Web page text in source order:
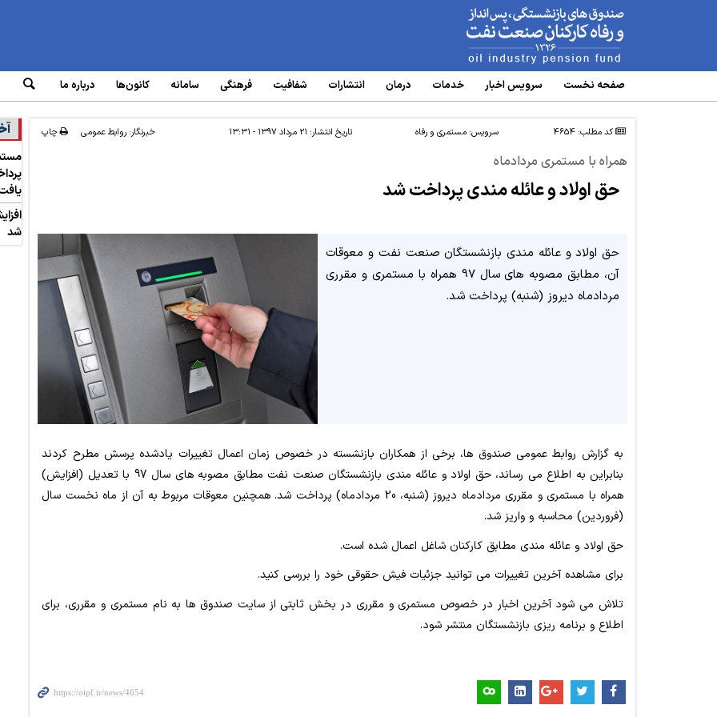
www.oipf.ir
صفحه نخست سرویس‌ اخبار خدمات درمان انتشارات شفافیت فرهنگی سامانه‌ کانون‌ها درباره ما
کد مطلب: 4654 سرویس: مستمری و رفاه تاریخ انتشار: ۲۱ مرداد ۱۳۹۷ - ۱۳:۳۱ خبرنگار: روابط عمومی چاپ
همراه با مستمری مردادماه
حق اولاد و عائله مندی پرداخت شد
حق اولاد و عائله مندی بازنشستگان صنعت نفت و معوقات
آن، مطابق مصوبه های سال 97 همراه با مستمری و مقرری
مردادماه دیروز (شنبه) پرداخت شد.
به گزارش روابط عمومی صندوق ها، برخی از همکاران بازنشسته در خصوص زمان اعمال تغییرات یادشده پرسش مطرح کردند
بنابراین به اطلاع می رساند، حق اولاد و عائله مندی بازنشستگان صنعت نفت مطابق مصوبه های سال 97 با تعدیل (افزایش)
همراه با مستمری و مقرری مردادماه دیروز (شنبه، 20 مردادماه) پرداخت شد
. همچنین معوقات مربوط به آن از ماه نخست سال
(فروردین) محاسبه و واریز شد.
حق اولاد و عائله مندی مطابق کارکنان شاغل اعمال شده است.
برای مشاهده آخرین تغییرات می توانید جزئیات فیش حقوقی خود را بررسی کنید.
تلاش می شود آخرین اخبار در خصوص مستمری و مقرری در بخش ثابتی از سایت صندوق ها به نام مستمری و مقرری، برای
اطلاع و برنامه ریزی بازنشستگان منتشر شود.
شد